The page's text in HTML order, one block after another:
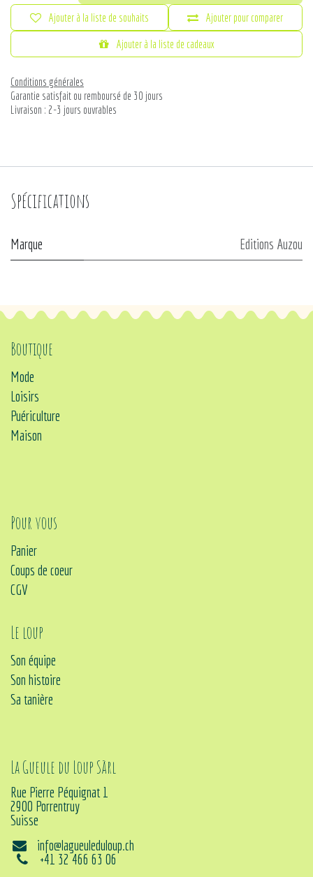
Ajouter pour comparer
Ajouter à la liste de cadeaux
Ajouter à la liste de souhaits
Conditions générales
Garantie satisfait ou remboursé de 30 jours
Livraison : 2-3 jours ouvrables
Spécifications
Marque Editions Auzou
Boutique
Mode
Loisirs
Puériculture
Maison
Pour vous
Panier
Coups de coeur
CGV
Le loup
Son équipe
Son histoire
Sa tanière
La Gueule du Loup Sàrl
Rue Pierre Péquignat 1
2900 Porrentruy
Suisse
info@lagueuleduloup.ch
+41 32 466 63 06